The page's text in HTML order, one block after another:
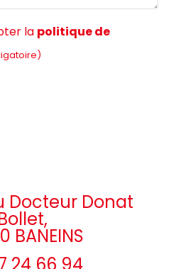
la politique de
Docteur Donat
BANEINS